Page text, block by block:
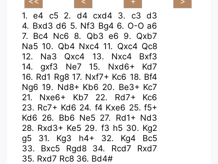
1.e4 c5 2. d4 cxd4 3. c3 d3
4. Bxd3 d6 5. Nf3 Bg4 6. O-O a6
7. Bc4 Nc6 8. Qb3 e6 9. Qxb7
Na5 10. Qb4 Nxc4 11. Qxc4 Qc8
12. Na3 Qxc4 13. Nxc4
Bxf3
14.gxf3 Ne7 15. Nxd6+
Kd7
16. Rd1 Rg8 17. Nxf7+ Kc6 18. Bf4
Ng6 19. Nd8+ Kb6 20. Be3+ Kc7
21. Nxe6+ Kb7 22. Rd7+
Kc6
23. Rc7+ Kd6 24. f4 Kxe6 25.f5+
Kd6 26. Bb6 Ne5 27. Rd1+ Nd3
28. Rxd3+ Ke5 29. f3 h5 30. Kg2
g5
31. Kg3 h4+ 32. Kg4
Bc5
33. Bxc5 Rgd8 34. Rcd7
Rxd7
35. Rxd7 Rc8 36. Bd4#